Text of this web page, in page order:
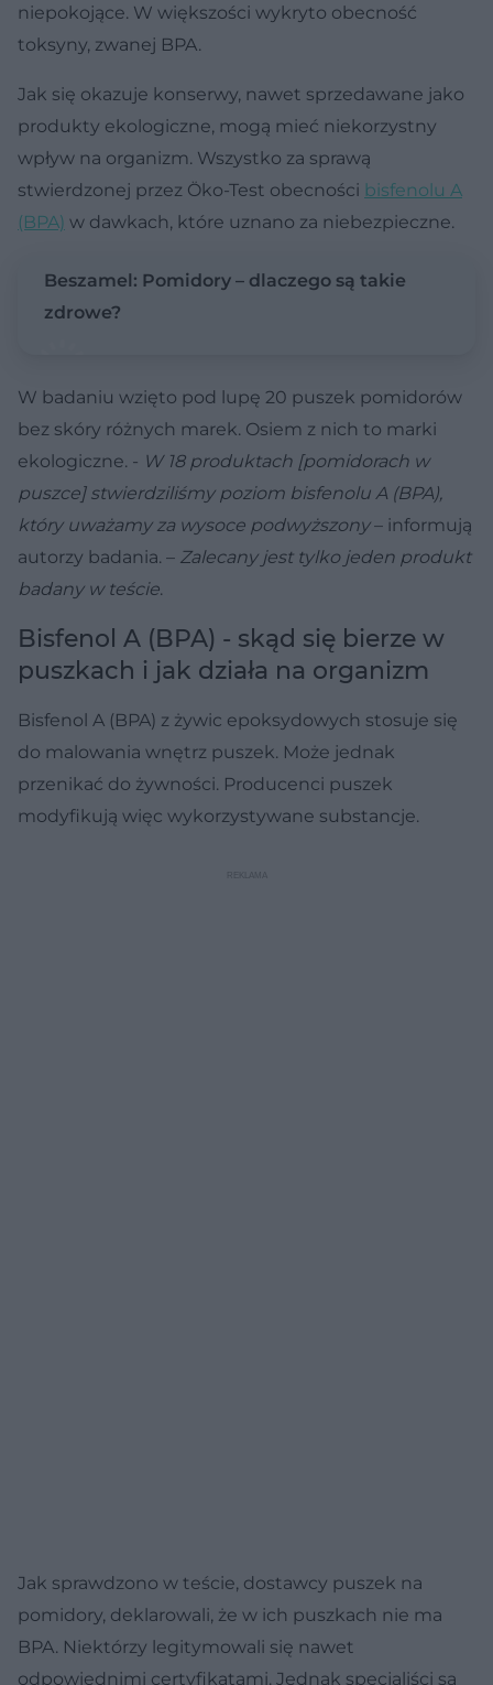
niepokojące. W większości wykryto obecność
toksyny, zwanej BPA.
Jak się okazuje konserwy, nawet sprzedawane jako
produkty ekologiczne, mogą mieć niekorzystny
wpływ na organizm. Wszystko za sprawą
stwierdzonej przez Öko-Test obecności bisfenolu A
(BPA) w dawkach, które uznano za niebezpieczne.
Beszamel: Pomidory – dlaczego są takie
zdrowe?
W badaniu wzięto pod lupę 20 puszek pomidorów
bez skóry różnych marek. Osiem z nich to marki
ekologiczne. - W 18 produktach [pomidorach w
puszce] stwierdziliśmy poziom bisfenolu A (BPA),
który uważamy za wysoce podwyższony– informują
autorzy badania. – Zalecany jest tylko jeden produkt
badany w teście.
Bisfenol A (BPA) - skąd się bierze w
puszkach i jak działa na organizm
Bisfenol A (BPA) z żywic epoksydowych stosuje się
do malowania wnętrz puszek. Może jednak
przenikać do żywności. Producenci puszek
modyfikują więc wykorzystywane substancje.
Jak sprawdzono w teście, dostawcy puszek na
pomidory, deklarowali, że w ich puszkach nie ma
BPA. Niektórzy legitymowali się nawet
odpowiednimi certyfikatami. Jednak specjaliści są